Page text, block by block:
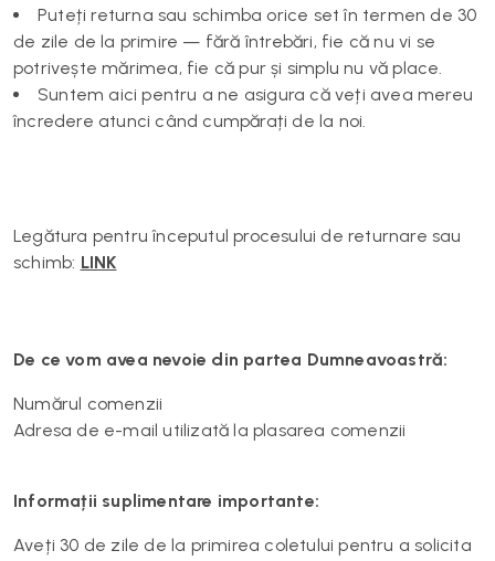
Puteți returna sau schimba orice set în termen de 30
de zile de la primire — fără întrebări, fie că nu vi se
potrivește mărimea, fie că pur și simplu nu vă place.
Suntem aici pentru a ne asigura că veți avea mereu
încredere atunci când cumpărați de la noi.
Legătura pentru începutul procesului de returnare sau
schimb: LINK
De ce vom avea nevoie din partea Dumneavoastră:
Numărul comenzii
Adresa de e-mail utilizată la plasarea comenzii
Informații suplimentare importante:
Aveți 30 de zile de la primirea coletului pentru a solicita